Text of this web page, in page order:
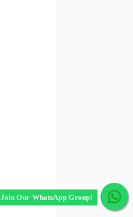
Join Our WhatsApp Group!